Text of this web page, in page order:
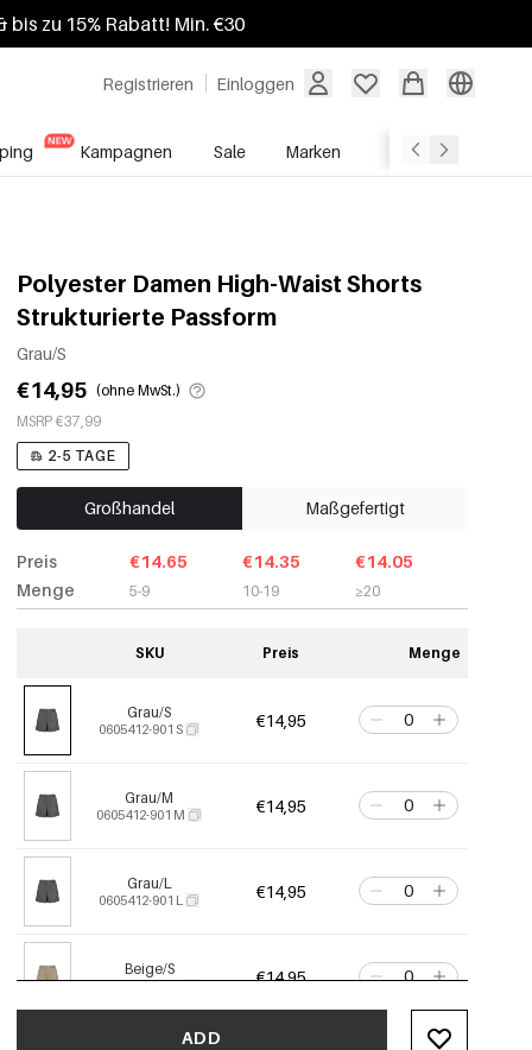
bis zu 15% Rabatt! Min. €30
Registrieren Einloggen
Kampagnen Sale Marken
Polyester Damen High-Waist Shorts
Strukturierte Passform
Grau/S
€14,95 (ohne MwSt.)
MSRP €37,99
2-5 TAGE
Großhandel Maßgefertigt
Preis
Menge
€14.65
5-9
€14.35
10-19
€14.05
≥20
SKU Preis Menge
Grau/S
0605412-901 S €14,95
Grau/M
0605412-901 M €14,95
Grau/L
0605412-901 L €14,95
Beige/S
0605412-531 S €14,95
ADD